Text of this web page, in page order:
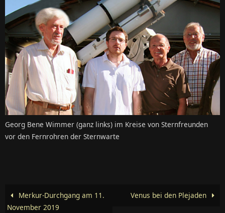
Georg Bene Wimmer (ganz links) im Kreise von Sternfreunden
vor den Fernrohren der Sternwarte
Merkur-Durchgang am 11.
November 2019
Venus bei den Plejaden